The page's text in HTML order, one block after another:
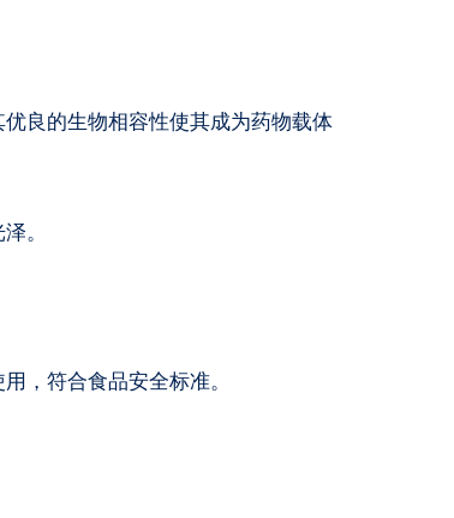
良的生物相容性使其成为药物载体
。
，符合食品安全标准。